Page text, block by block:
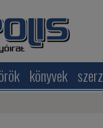
könyvek